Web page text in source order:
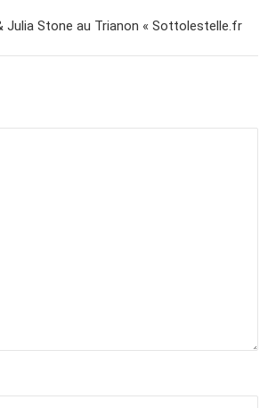
Julia Stone au Trianon « Sottolestelle.fr